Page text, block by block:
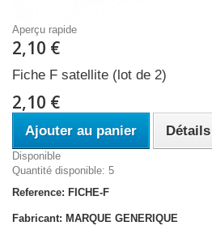
Aperçu rapide
2,10 €
Fiche F satellite (lot de 2)
2,10 €
Ajouter au panier Détails
Disponible
Quantité disponible: 5
Reference: FICHE-F
Fabricant: MARQUE GENERIQUE